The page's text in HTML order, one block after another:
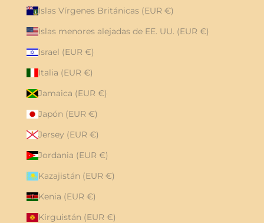
Islas Vírgenes Británicas (EUR €)
Islas menores alejadas de EE. UU. (EUR €)
Israel (EUR €)
Italia (EUR €)
Jamaica (EUR €)
Japón (EUR €)
Jersey (EUR €)
Jordania (EUR €)
Kazajistán (EUR €)
Kenia (EUR €)
Kirguistán (EUR €)